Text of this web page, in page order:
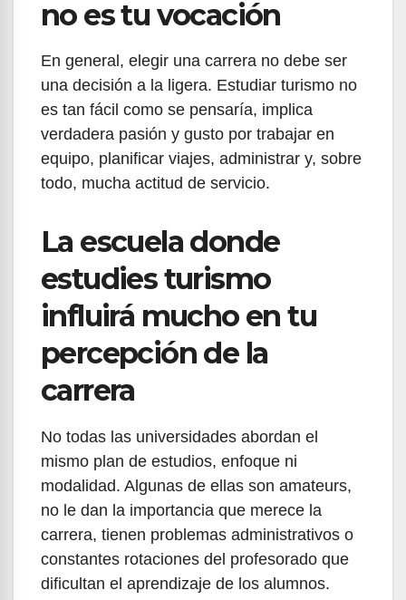
no es tu vocación
En general, elegir una carrera no debe ser
una decisión a la ligera. Estudiar turismo no
es tan fácil como se pensaría, implica
verdadera pasión y gusto por trabajar en
equipo, planificar viajes, administrar y, sobre
todo, mucha actitud de servicio.
La escuela donde
estudies turismo
influirá mucho en tu
percepción de la
carrera
No todas las universidades abordan el
mismo plan de estudios, enfoque ni
modalidad. Algunas de ellas son amateurs,
no le dan la importancia que merece la
carrera, tienen problemas administrativos o
constantes rotaciones del profesorado que
dificultan el aprendizaje de los alumnos.